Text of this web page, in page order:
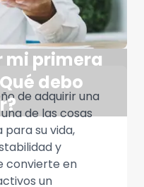
mi primera
debo
de adquirir una
de las cosas
su vida,
y
convierte en
un